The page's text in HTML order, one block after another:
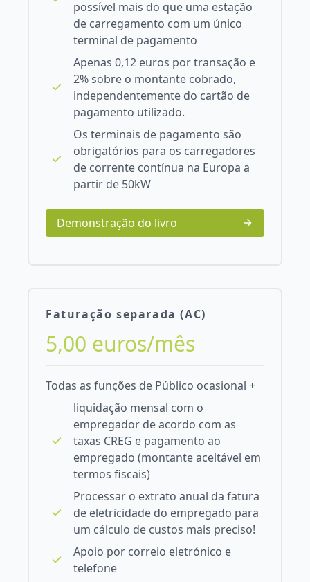
possível mais do que uma estação
de carregamento com um único
terminal de pagamento
Apenas 0,12 euros por transação e
2% sobre o montante cobrado,
independentemente do cartão de
pagamento utilizado.
Os terminais de pagamento são
obrigatórios para os carregadores
de corrente contínua na Europa a
partir de 50kW
Demonstração do livro
Faturação separada (AC)
5,00 euros/mês
Todas as funções de Público ocasional +
liquidação mensal com o
empregador de acordo com as
taxas CREG e pagamento ao
empregado (montante aceitável em
termos fiscais)
Processar o extrato anual da fatura
de eletricidade do empregado para
um cálculo de custos mais preciso!
Apoio por correio eletrónico e
telefone